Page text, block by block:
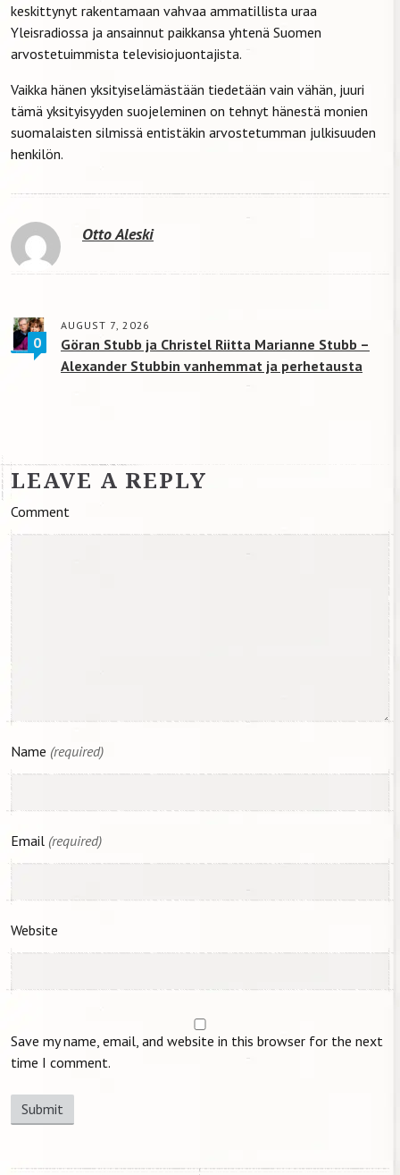
keskittynyt rakentamaan vahvaa ammatillista uraa
Yleisradiossa ja ansainnut paikkansa yhtenä Suomen
arvostetuimmista televisiojuontajista.
Vaikka hänen yksityiselämästään tiedetään vain vähän, juuri
tämä yksityisyyden suojeleminen on tehnyt hänestä monien
suomalaisten silmissä entistäkin arvostetumman julkisuuden
henkilön.
Otto Aleski
0
AUGUST 7, 2026
Göran Stubb ja Christel Riitta Marianne Stubb –
Alexander Stubbin vanhemmat ja perhetausta
LEAVE A REPLY
Comment
Name (required)
Email (required)
Website
Save my name, email, and website in this browser for the next
time I comment.